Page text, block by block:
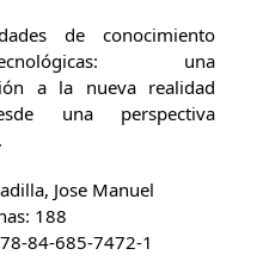
de conocimiento
tecnológicas: una
a la nueva realidad
una perspectiva
Jose Manuel
188
84-685-7472-1